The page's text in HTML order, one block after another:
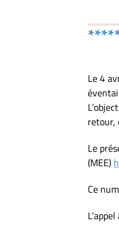
Le 4
retour,
Le
(MEE)
Ce